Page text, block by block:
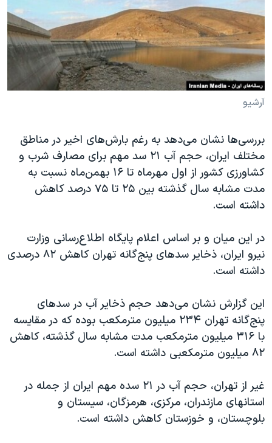
فرهنگ و زندگی
حقوق شهروندی
اقتصادی
علم و فناوری
اسرائیل در جنگ
آرشیو پخش زنده
مستندها
انتخابات ریاست جمهوری آمریکا ۲۰۲۴
حمله جمهوری اسلامی به اسرائیل
رمز مهسا
ورزش زنان در ایران
مجموعه مستندهای دادخواهی
تریبونال مردمی آبان ۹۸
دادگاه حمید نوری
چهل سال گروگان‌گیری
قانون شفافیت دارائی کادر رهبری ایران
اعتراضات مردمی آبان ۹۸
اسرائیل در جنگ
نرگس محمدی برنده جایزه نوبل صلح
همایش محافظه‌کاران آمریکا «سی‌پک»
صفحه‌های ویژه
سفر پرزیدنت ترامپ به چین
دنبال کنید
زبانهای مختلف
آرشیو
بررسی‌ها نشان می‌دهد به رغم بارش‌های اخیر در مناطق
مختلف ایران، حجم آب ۲۱ سد مهم برای مصارف شرب و
کشاورزی کشور از اول مهرماه تا ۱۶ بهمن‌ماه نسبت به
مدت مشابه سال گذشته بین ۲۵ تا ۷۵ درصد کاهش
داشته است.
در این میان و بر اساس اعلام پایگاه اطلاع‌رسانی وزارت
نیرو ایران، ذخایر سدهای پنج‌گانه تهران کاهش ۸۲ درصدی
داشته است.
این گزارش نشان می‌دهد حجم ذخایر آب در سدهای
پنج‌گانه تهران ۲۳۴ میلیون مترمکعب بوده که در مقایسه
با ۳۱۶ میلیون مترمکعب مدت مشابه سال گذشته، کاهش
۸۲ میلیون مترمکعبی داشته است.
غیر از تهران، حجم آب در ۲۱ سده مهم ایران از جمله در
استا‌نهای مازندران، مرکزی، هرمزگان، سیستان و
بلوچستان، و خوزستان کاهش داشته است.